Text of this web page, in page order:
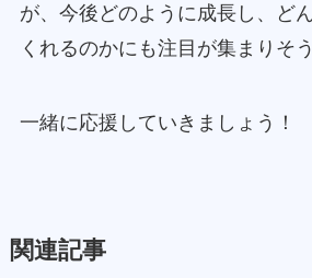
が、今後どのように成長し、ど
くれるのかにも注目が集まりそう
一緒に応援していきましょう！
関連記事